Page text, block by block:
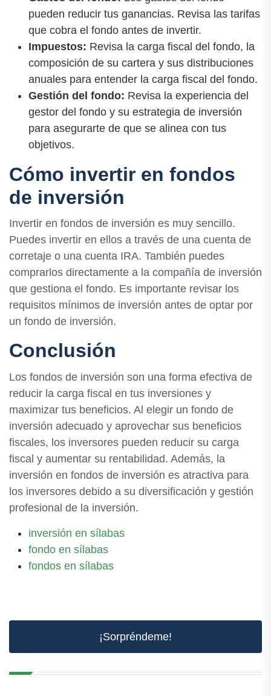
pueden reducir tus ganancias. Revisa las tarifas
que cobra el fondo antes de invertir.
Impuestos: Revisa la carga fiscal del fondo, la
composición de su cartera y sus distribuciones
anuales para entender la carga fiscal del fondo.
Gestión del fondo: Revisa la experiencia del
gestor del fondo y su estrategia de inversión
para asegurarte de que se alinea con tus
objetivos.
Cómo invertir en fondos
de inversión
Invertir en fondos de inversión es muy sencillo.
Puedes invertir en ellos a través de una cuenta de
corretaje o una cuenta IRA. También puedes
comprarlos directamente a la compañía de inversión
que gestiona el fondo. Es importante revisar los
requisitos mínimos de inversión antes de optar por
un fondo de inversión.
Conclusión
Los fondos de inversión son una forma efectiva de
reducir la carga fiscal en tus inversiones y
maximizar tus beneficios. Al elegir un fondo de
inversión adecuado y aprovechar sus beneficios
fiscales, los inversores pueden reducir su carga
fiscal y aumentar su rentabilidad. Además, la
inversión en fondos de inversión es atractiva para
los inversores debido a su diversificación y gestión
profesional de la inversión.
inversión en sílabas
fondo en sílabas
fondos en sílabas
¡Sorpréndeme!